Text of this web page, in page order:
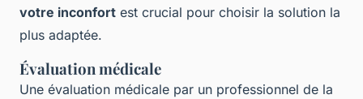
votre inconfort est crucial pour choisir la solution la
plus adaptée.
Évaluation médicale
Une évaluation médicale par un professionnel de la